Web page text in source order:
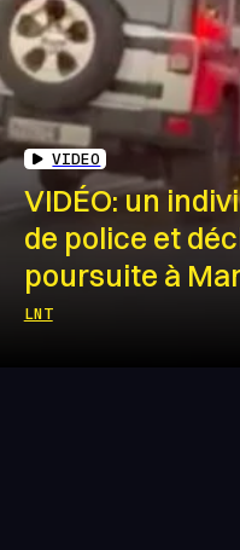
VIDEO
VIDÉO: un
de police et
poursuite à
LNT